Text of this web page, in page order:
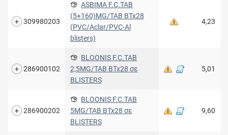
309980203
ASBIMA F.C.TAB
(5+160)MG/TAB BTx28
(PVC/Aclar/PVC-Al
blisters)
4,23
286900102
BLOONIS F.C.TAB
2,5MG/TAB BTx28 σε
BLISTERS
5,01
286900202
BLOONIS F.C.TAB
5MG/TAB BTx28 σε
BLISTERS
9,60